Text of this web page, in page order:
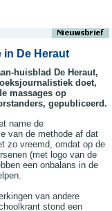
De Heraut
huisblad De Heraut,
doet,
massages op
gepubliceerd.
name de
van de methode af dat
zo vreemd, omdat op de
(met logo van de
een onbalans in de
van andere
stond een